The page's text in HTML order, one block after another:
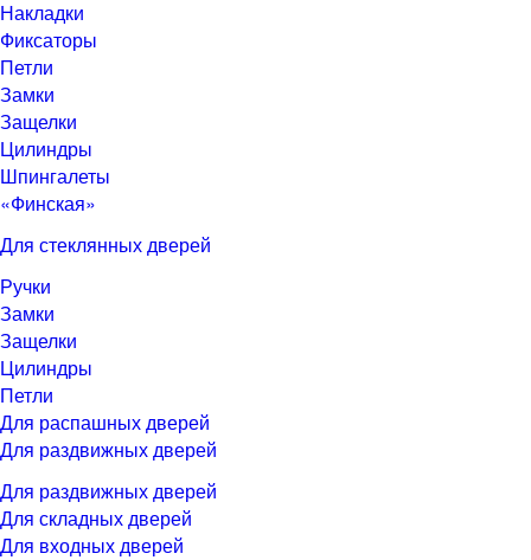
Накладки
Фиксаторы
Петли
Замки
Защелки
Цилиндры
Шпингалеты
«Финская»
Для стеклянных дверей
Ручки
Замки
Защелки
Цилиндры
Петли
Для распашных дверей
Для раздвижных дверей
Для раздвижных дверей
Для складных дверей
Для входных дверей